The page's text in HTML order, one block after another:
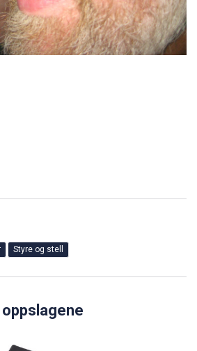
Styre og stell